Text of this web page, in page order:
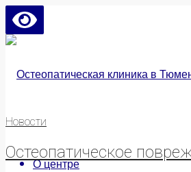
О центре
Новости
Остеопатическое